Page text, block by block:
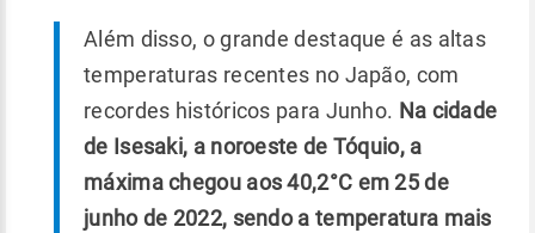
Além disso, o grande destaque é as altas
temperaturas recentes no Japão, com
recordes históricos para Junho. Na cidade
de Isesaki, a noroeste de Tóquio, a
máxima chegou aos 40,2°C em 25 de
junho de 2022, sendo a temperatura mais